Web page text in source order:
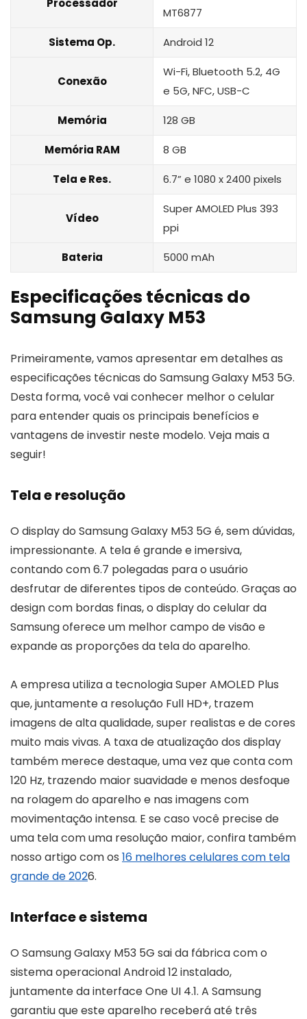
MT6877
Sistema Op. Android 12
Conexão
Wi-Fi, Bluetooth 5.2, 4G
e 5G, NFC, USB-C
Memória 128 GB
Memória RAM 8 GB
Tela e Res. 6.7” e 1080 x 2400 pixels
Vídeo
Super AMOLED Plus 393
ppi
Bateria 5000 mAh
Especificações técnicas do
Samsung Galaxy M53
Primeiramente, vamos apresentar em detalhes as
especificações técnicas do Samsung Galaxy M53 5G.
Desta forma, você vai conhecer melhor o celular
para entender quais os principais benefícios e
vantagens de investir neste modelo. Veja mais a
seguir!
Tela e resolução
O display do Samsung Galaxy M53 5G é, sem dúvidas,
impressionante. A tela é grande e imersiva,
contando com 6.7 polegadas para o usuário
desfrutar de diferentes tipos de conteúdo. Graças ao
design com bordas finas, o display do celular da
Samsung oferece um melhor campo de visão e
expande as proporções da tela do aparelho.
A empresa utiliza a tecnologia Super AMOLED Plus
que, juntamente a resolução Full HD+, trazem
imagens de alta qualidade, super realistas e de cores
muito mais vivas. A taxa de atualização dos display
também merece destaque, uma vez que conta com
120 Hz, trazendo maior suavidade e menos desfoque
na rolagem do aparelho e nas imagens com
movimentação intensa. E se caso você precise de
uma tela com uma resolução maior, confira também
nosso artigo com os 16 melhores celulares com tela
grande de 2026.
Interface e sistema
O Samsung Galaxy M53 5G sai da fábrica com o
sistema operacional Android 12 instalado,
juntamente da interface One UI 4.1. A Samsung
garantiu que este aparelho receberá até três